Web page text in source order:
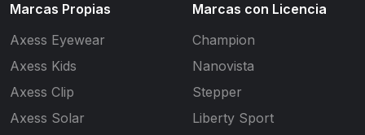
Marcas Propias
Axess Eyewear
Axess Kids
Axess Clip
Axess Solar
Marcas con Licencia
Champion
Nanovista
Stepper
Liberty Sport